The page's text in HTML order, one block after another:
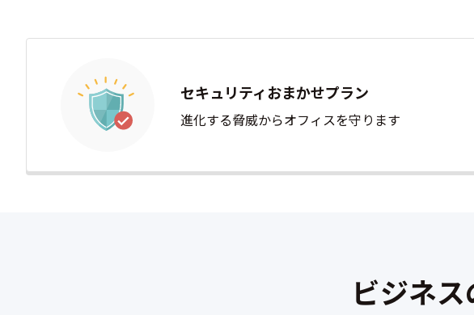
セキュリティおまかせプラン
進化する脅威からオフィスを守ります
ビジネ